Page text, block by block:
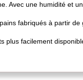
Avec une humidité et
fabriqués à partir
plus facilement